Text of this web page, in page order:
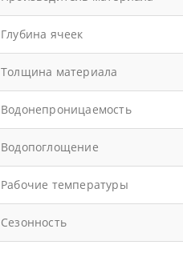
Глубина ячеек
Толщина материала
Водонепроницаемость
Водопоглощение
Рабочие температуры
Сезонность